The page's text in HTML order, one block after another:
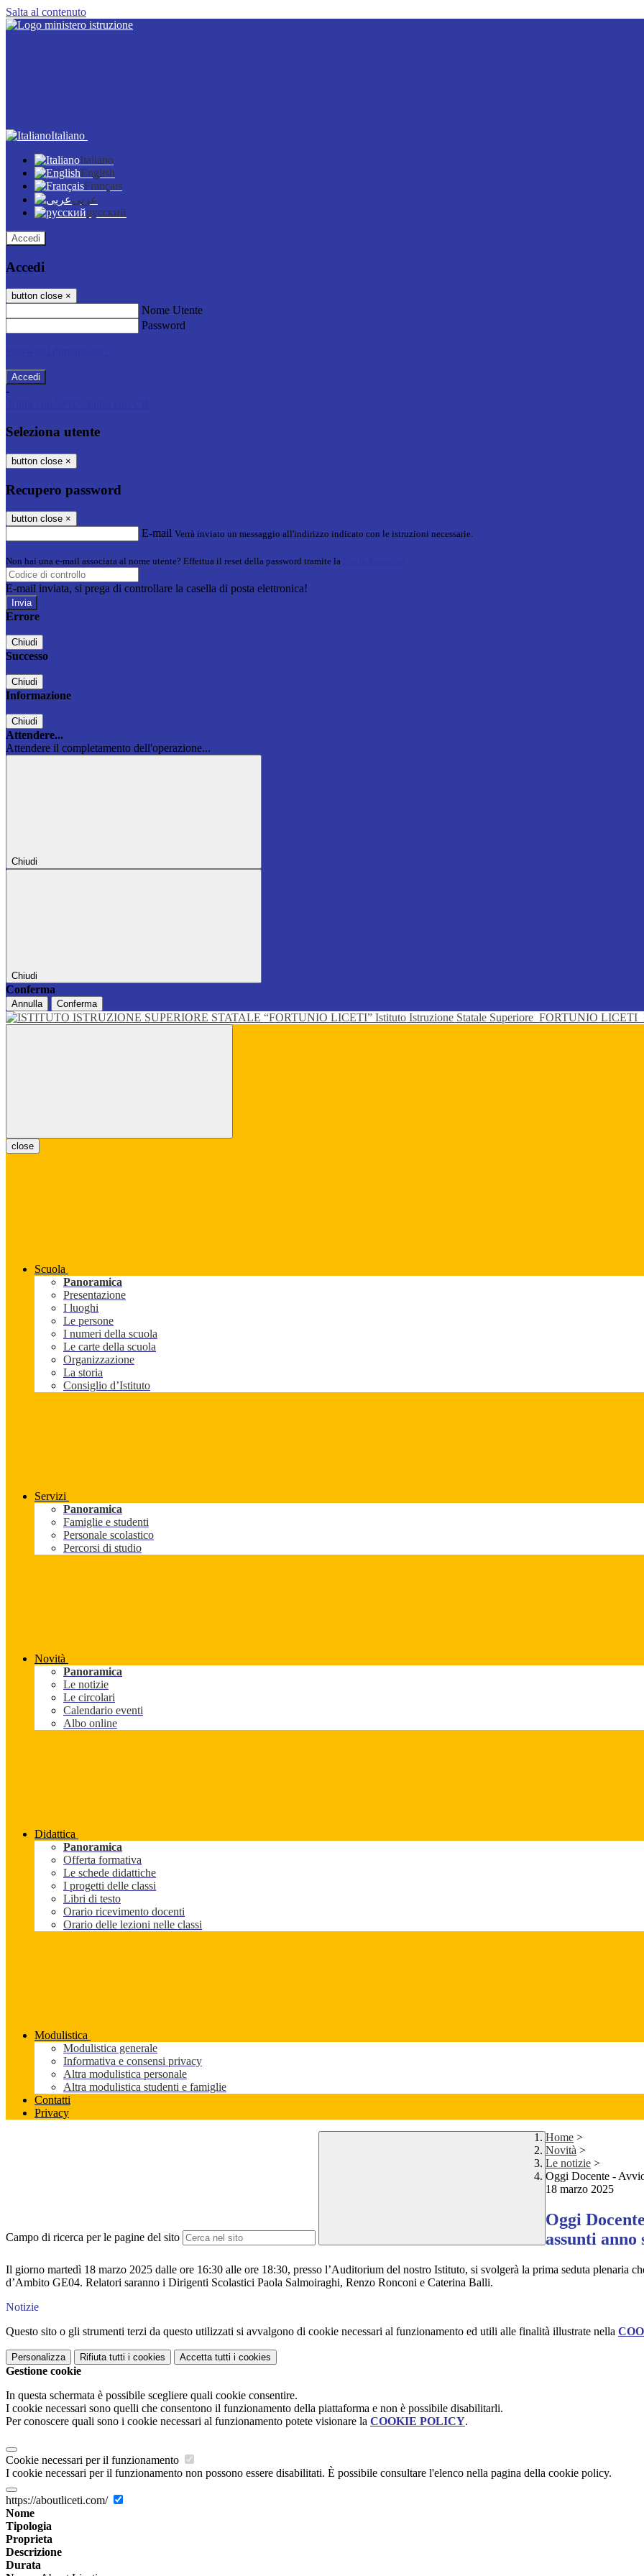
Salta al contenuto
Italiano
Italiano
English
Français
عربى
русский
Accedi
Accedi
button close ×
Nome Utente
Password
-
Seleziona utente
button close ×
Recupero password
button close ×
E-mail Verrà inviato un messaggio all'indirizzo indicato con le istruzioni necessarie.
Non hai una e-mail associata al nome utente? Effettua il reset della password tramite la
E-mail inviata, si prega di controllare la casella di posta elettronica!
Errore
Chiudi
Successo
Chiudi
Informazione
Chiudi
Attendere...
Attendere il completamento dell'operazione...
Chiudi
Chiudi
Conferma
Annulla Conferma
Istituto Istruzione Statale Superiore FORTUNIO LICETI
close
Scuola
Panoramica
Presentazione
I luoghi
Le persone
I numeri della scuola
Le carte della scuola
Organizzazione
La storia
Consiglio d’Istituto
Servizi
Panoramica
Famiglie e studenti
Personale scolastico
Percorsi di studio
Novità
Panoramica
Le notizie
Le circolari
Calendario eventi
Albo online
Didattica
Panoramica
Offerta formativa
Le schede didattiche
I progetti delle classi
Libri di testo
Orario ricevimento docenti
Orario delle lezioni nelle classi
Modulistica
Modulistica generale
Informativa e consensi privacy
Altra modulistica personale
Altra modulistica studenti e famiglie
Contatti
Privacy
Campo di ricerca per le pagine del sito
Home >
Novità >
Le notizie >
Oggi Docente -
18 marzo 2025
Oggi
assunti anno
Il giorno martedì 18 marzo 2025 dalle ore 16:30 alle ore 18:30, presso l’Auditorium del nostro Istituto, si svolgerà la prima seduta plenaria
d’Ambito GE04. Relatori saranno i Dirigenti Scolastici Paola Salmoiraghi, Renzo Ronconi e Caterina Balli.
Notizie
Questo sito o gli strumenti terzi da questo utilizzati si avvalgono di cookie necessari al funzionamento ed utili alle finalità illustrate nella
Personalizza Rifiuta tutti i cookies Accetta tutti i cookies
Gestione cookie
In questa schermata è possibile scegliere quali cookie consentire.
I cookie necessari sono quelli che consentono il funzionamento della piattaforma e non è possibile disabilitarli.
Per conoscere quali sono i cookie necessari al funzionamento potete visionare la COOKIE POLICY.
Cookie necessari per il funzionamento
I cookie necessari per il funzionamento non possono essere disabilitati. È possibile consultare l'elenco nella pagina della cookie policy.
https://aboutliceti.com/
Nome
Tipologia
Proprieta
Descrizione
Durata